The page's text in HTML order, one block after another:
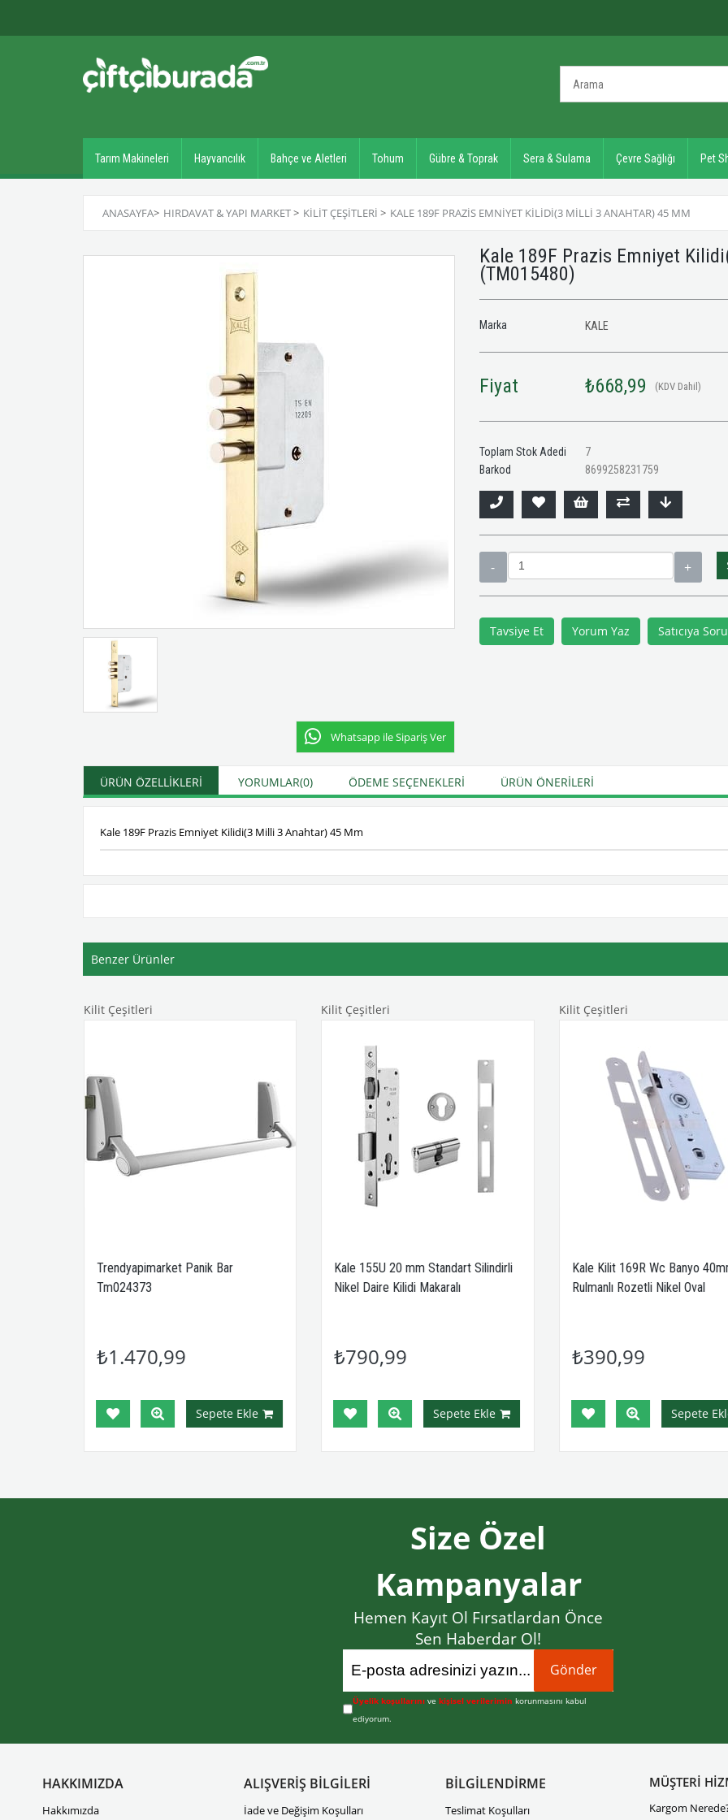
Tarım Makineleri Hayvancılık Bahçe ve Aletleri Tohum Gübre & Toprak Sera & Sulama Çevre Sağlığı Pet
ANASAYFA> HIRDAVAT & YAPI MARKET> KILIT ÇEŞITLERI > KALE 189F PRAZIS EMNIYET KILIDI(3 MILLI 3 ANAHTAR) 45 MM
Whatsapp ile Sipariş Ver
Kale 189F Prazis Emniyet
(TM015480)
Marka KALE
Fiyat ₺668,99 (KDV Dahil)
Toplam Stok Adedi
7
Barkod
8699258231759
Tavsiye Et Yorum Yaz Satıcıya
ÜRÜN ÖZELLIKLERI YORUMLAR(0) ÖDEME SEÇENEKLERI ÜRÜN ÖNERILERI
Kale 189F Prazis Emniyet Kilidi(3 Milli 3 Anahtar) 45 Mm
Benzer Ürünler
Kilit Çeşitleri
Trendyapimarket Panik Bar
Tm024373
₺1.470,99
Sepete Ekle
Kilit Çeşitleri
Kale 155U 20 mm Standart Silindirli
Nikel Daire Kilidi Makaralı
₺790,99
Sepete Ekle
Kilit Çeşitleri
Kale Kilit 169R Wc Banyo
Rulmanlı Rozetli Nikel Oval
₺390,99
Sepete
Size Özel
Kampanyalar
Hemen Kayıt Ol Fırsatlardan Önce
Sen Haberdar Ol!
Gönder
Üyelik koşullarını vekişisel verilerimin korunmasını kabul
ediyorum.
HAKKIMIZDA
Hakkımızda
ALIŞVERİŞ BİLGİLERİ
İade ve Değişim Koşulları
BİLGİLENDİRME
Teslimat Koşulları
MÜŞTERİ
Kargom